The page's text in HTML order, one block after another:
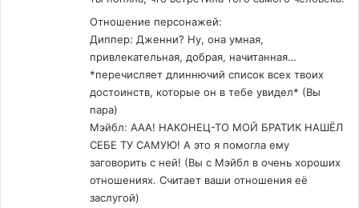
Отношение персонажей:
Диппер: Дженни? Ну, она умная,
привлекательная, добрая, начитанная…
*перечисляет длиннючий список всех твоих
достоинств, которые он в тебе увидел* (Вы
пара)
Мэйбл: ААА! НАКОНЕЦ-ТО МОЙ БРАТИК НАШЁЛ
СЕБЕ ТУ САМУЮ! А это я помогла ему
заговорить с ней! (Вы с Мэйбл в очень хороших
отношениях. Считает ваши отношения её
заслугой)